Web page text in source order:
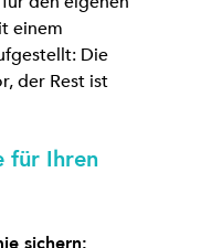
einem
Die
der Rest ist
für Ihren